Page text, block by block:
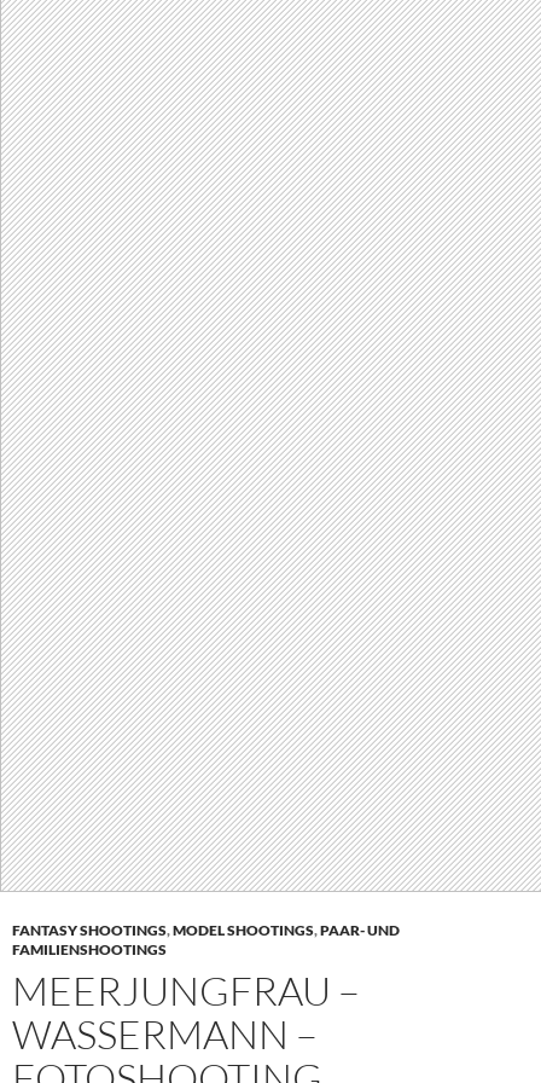
FANTASY SHOOTINGS,MODEL SHOOTINGS,PAAR- UND
FAMILIENSHOOTINGS
MEERJUNGFRAU –
WASSERMANN –